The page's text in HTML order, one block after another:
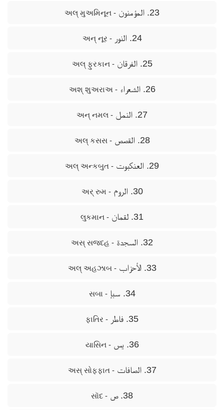
23. المؤمنون - અલ્ મુઅમિનૂન
24. النور - અન્ નૂર
25. الفرقان - અલ્ ફુરકાન
26. الشعراء - અશ્ શુઅરાઅ
27. النمل - અન્ નમલ
28. القصص - અલ્ કસસ
29. العنكبوت - અલ્ અન્કબુત
30. الروم - અર્ રુમ
31. لقمان - લુકમાન
32. السجدة - અસ્ સજદહ
33. الأحزاب - અલ્ અહઝાબ
34. سبإ - સબા
35. فاطر - ફાતિર
36. يس - યાસિન
37. الصافات - અસ્ સોફ્ફાત
38. ص - સૉદ